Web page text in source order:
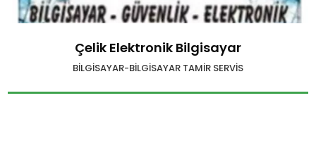
Çelik Elektronik Bilgisayar
BILGISAYAR-BILGISAYAR TAMIR SERVIS